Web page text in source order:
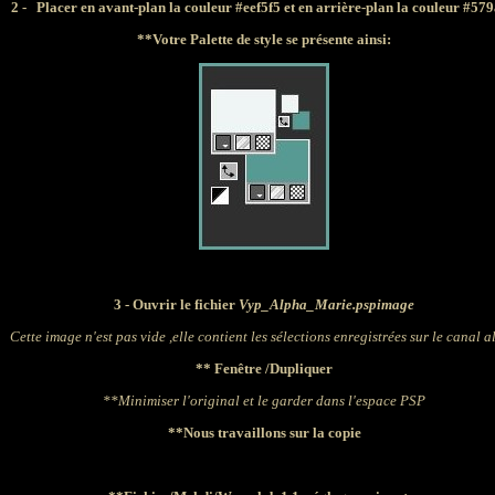
2 - Placer en avant-plan la couleur #eef5f5 et en arrière-plan la couleur
**Votre Palette de style se présente ainsi:
3 - Ouvrir le fichier Vyp_Alpha_Marie.pspimage
Cette image n'est pas vide ,elle contient les sélections enregistrées sur le canal
** Fenêtre /Dupliquer
**Minimiser l'original et le garder dans l'espace PSP
**Nous travaillons sur la copie